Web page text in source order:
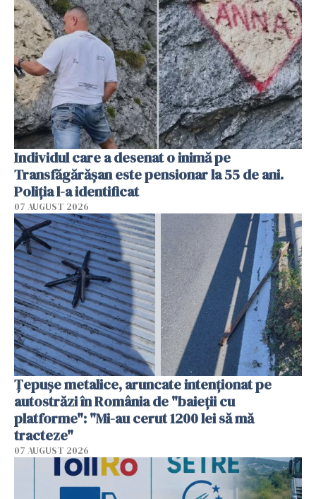
Individul care a desenat o inimă pe
Transfăgărășan este pensionar la 55 de ani.
Poliția l-a identificat
07 AUGUST 2026
Țepușe metalice, aruncate intenționat pe
autostrăzi în România de "baieții cu
platforme": "Mi-au cerut 1200 lei să mă
tracteze"
07 AUGUST 2026